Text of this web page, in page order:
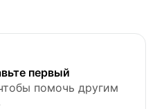
первый
помочь другим